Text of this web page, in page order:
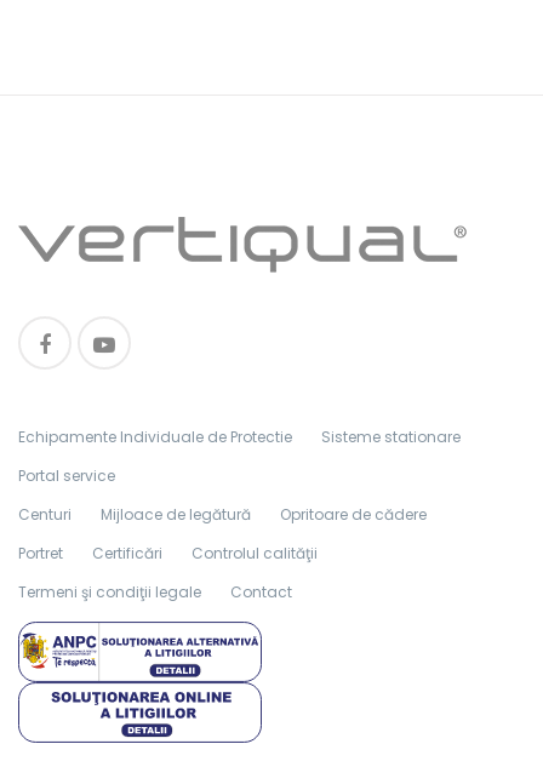
Echipamente Individuale de Protectie
Sisteme stationare
Portal service
Centuri
Mijloace de legătură
Opritoare de cădere
Portret
Certificări
Controlul calităţii
Termeni şi condiţii legale
Contact